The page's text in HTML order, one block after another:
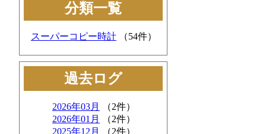
分類一覧
スーパーコピー時計 （54件）
過去ログ
2026年03月
（2件）
2026年01月
（2件）
2025年12月
（2件）